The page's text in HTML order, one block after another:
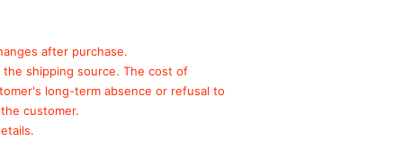
after purchase.
shipping source. The cost of
long-term absence or refusal to
customer.